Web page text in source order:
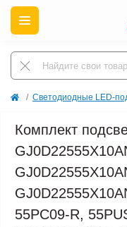
Светодиодные LED-
Комплект
55PC09-R,